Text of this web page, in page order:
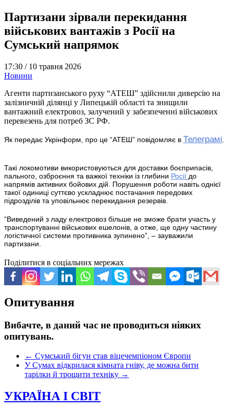
Партизани зірвали перекидання
військових вантажів з Росії на
Сумський напрямок
17:30 / 10 травня 2026
Новини
Агенти партизанського руху “АТЕШ” здійснили диверсію на
залізничній ділянці у Липецькій області та знищили
вантажний електровоз, залучений у забезпеченні військових
перевезень для потреб ЗС РФ.
Як передає Укрінформ, про це “АТЕШ” повідомляє в Телеграмі
Такі локомотиви використовуються для доставки боєприпасів,
пального, озброєння та важкої техніки із глибини Росії до
напрямів активних бойових дій. Порушення роботи навіть однієї
такої одиниці суттєво ускладнює постачання передових
підрозділів та уповільнює перекидання резервів.
“Виведений з ладу електровоз більше не зможе брати участь у
транспортуванні військових ешелонів, а отже, ще одну частину
логістичної системи противника зупинено”, – зауважили
партизани.
Поділитися в соціальних мережах
Опитування
Вибачте, в даний час не проводиться ніяких
опитувань.
← Сумський бігун став віцечемпіоном Європи
У Сумах відкрилася кімната гніву, де можна бити
тарілки й трощити техніку →
УКРАЇНА І СВІТ